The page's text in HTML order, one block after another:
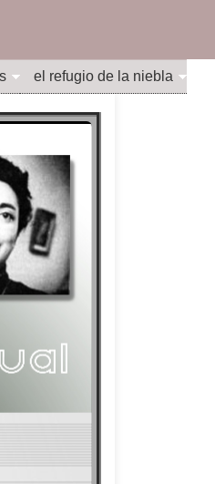
el refugio de la niebla